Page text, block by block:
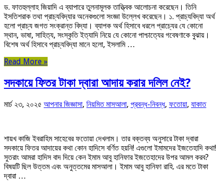
ড. ফাতহুল্লাহ জিয়াদি এ ব্যাপারে তুলনামূলক তাত্ত্বিক আলোচনা করেছেন। তিনি
ইসতিশরাক তথা প্রাচ্যবিদ্যার অনেকগুলো সংজ্ঞা উল্লেখ করেছেন। ১. প্রাচ্যবিদ্যা অর্থ
হলো প্রাচ্য জগত সংক্রান্ত বিদ্যা। ব্যাপক অর্থ হিসাবে ধরলে প্রাচ্যের যে কোনো
স্থান, ভাষা, সাহিত্য, সংস্কৃতি ইত্যাদি নিয়ে যে কোনো পাশ্চাত্যের গবেষণাকে বুঝায়।
বিশেষ অর্থ হিসাবে প্রাচ্যবিদ্যা মানে হলো, ইসলামি …
Read More »
সদকায়ে ফিতর টাকা দ্বারা আদায় করার দলিল নেই?
মার্চ ২৩, ২০২৫ আপনার জিজ্ঞাসা, নিয়মিত মাসআলা, প্রবন্ধ-নিবন্ধ, ফতোয়া, যাকাত
শায়খ কাজি ইবরাহিম সাহেবের ফতোয়া দেখলাম। তার বক্তব্য অনুসারে টাকা দ্বারা
সদকায়ে ফিতর আদায়ের কথা কোন হাদিসে বর্ণিত হয়নি! এগুলো ইমামদের ইজতেহাদি কথা!
সুতরাং আমরা হাদিস বাদ দিয়ে কেন ইমাম আবু হানিফার ইজতেহাদের উপর আমল করব?
বিষয়টি ছিল উত্তম এবং অনুত্তমের মাসআলা। ইমাম আবু হানিফা রাহি. এর মতে টাকা
দ্বারা …